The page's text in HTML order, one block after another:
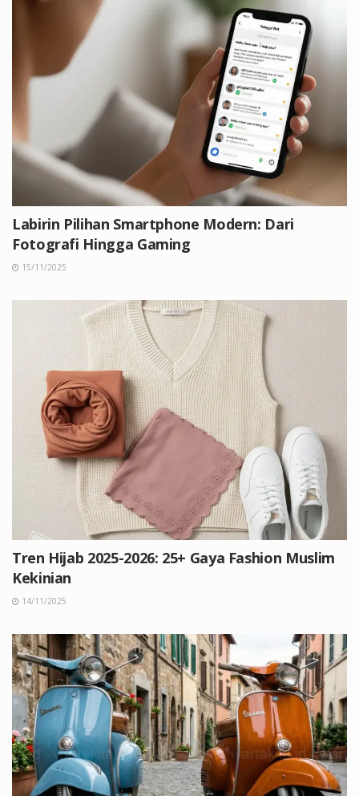
Labirin Pilihan Smartphone Modern: Dari
Fotografi Hingga Gaming
15/11/2025
Tren Hijab 2025-2026: 25+ Gaya Fashion Muslim
Kekinian
14/11/2025